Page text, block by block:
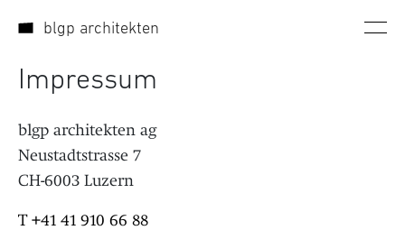
blgp architekten
Impressum & Datenschutz
Impressum
blgp architekten ag
Neustadtstrasse 7
CH-6003 Luzern
T +41 41 910 66 88